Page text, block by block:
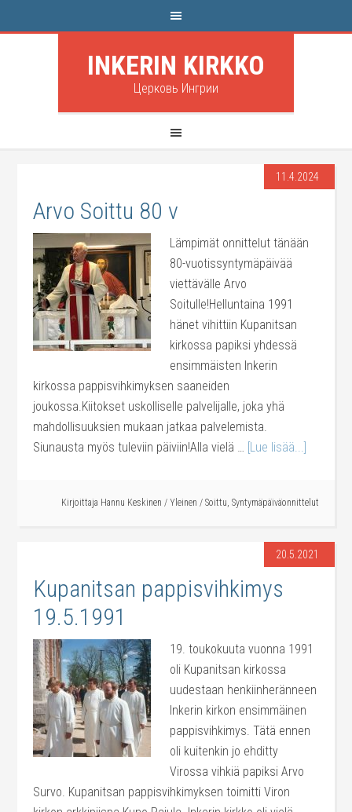
INKERIN KIRKKO
Церковь Ингрии
11.4.2024
Arvo Soittu 80 v
Lämpimät onnittelut tänään
80-vuotissyntymäpäivää
viettävälle Arvo
Soitulle!Helluntaina 1991
hänet vihittiin Kupanitsan
kirkossa papiksi yhdessä
ensimmäisten Inkerin
kirkossa pappisvihkimyksen saaneiden
joukossa.Kiitokset uskolliselle palvelijalle, joka yhä
mahdollisuuksien mukaan jatkaa palvelemista.
Siunausta myös tuleviin päiviin!Alla vielä … [Lue lisää...]
Kirjoittaja Hannu Keskinen / Yleinen / Soittu, Syntymäpäiväonnittelut
20.5.2021
Kupanitsan pappisvihkimys
19.5.1991
19. toukokuuta vuonna 1991
oli Kupanitsan kirkossa
uudestaan henkiinheränneen
Inkerin kirkon ensimmäinen
pappisvihkimys. Tätä ennen
oli kuitenkin jo ehditty
Virossa vihkiä papiksi Arvo
Survo. Kupanitsan pappisvihkimyksen toimitti Viron